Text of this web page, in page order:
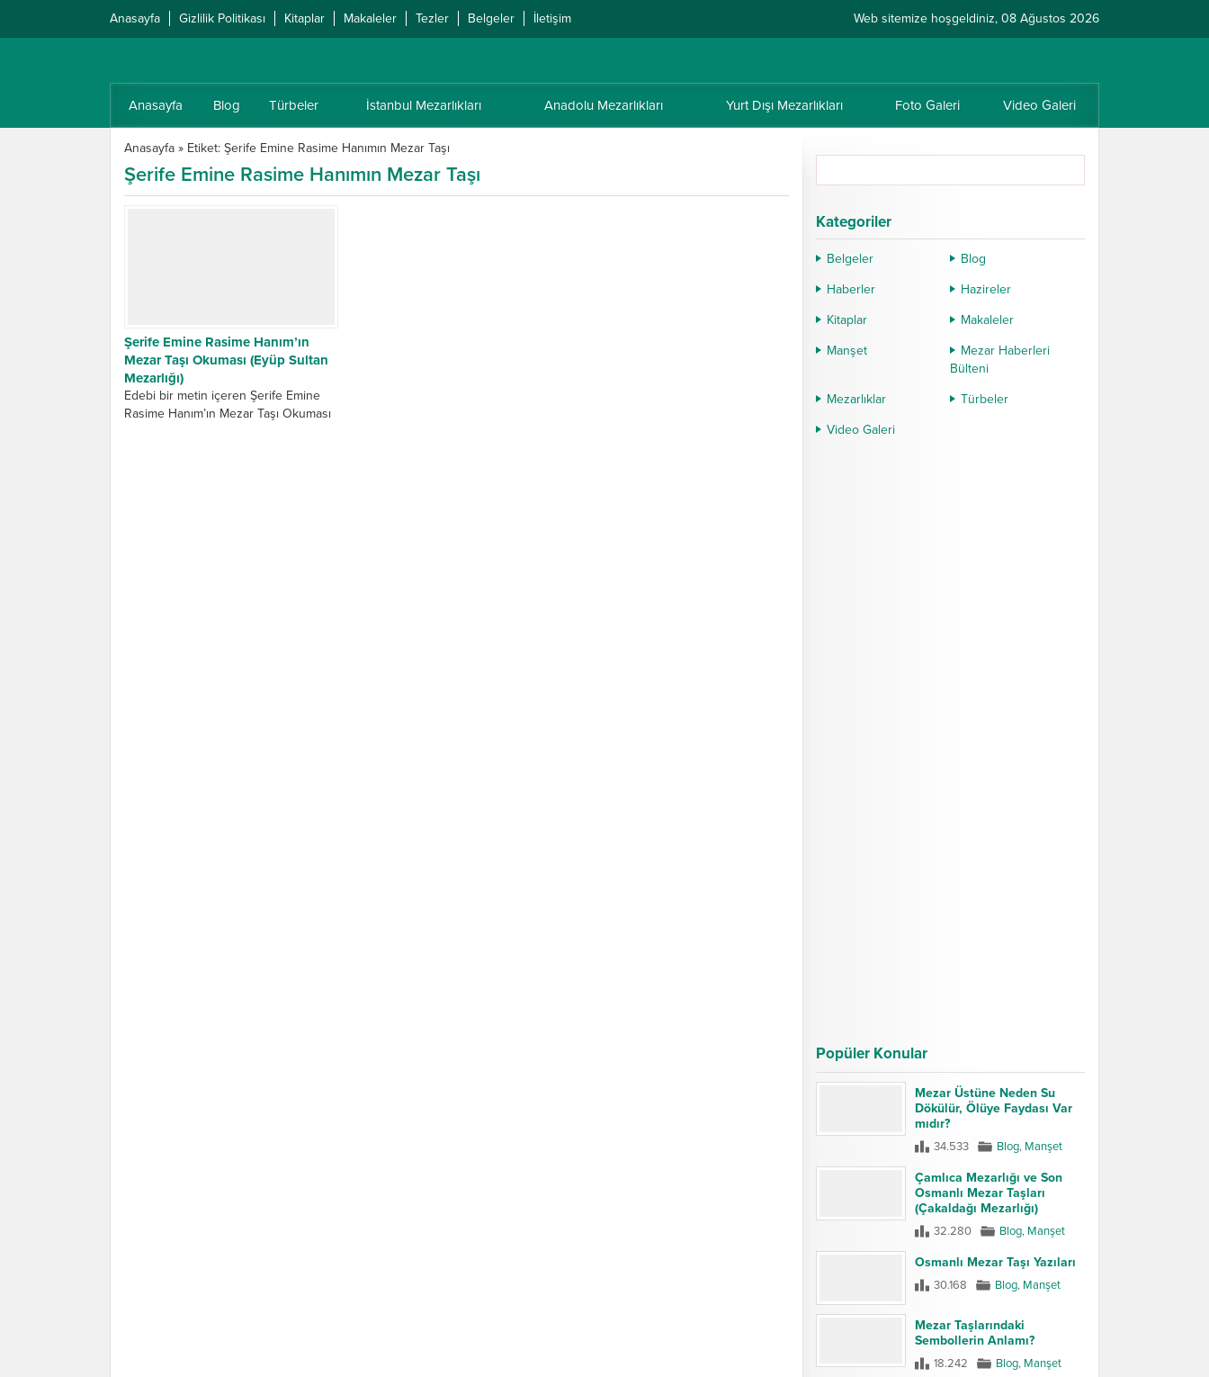
Anasayfa Gizlilik Politikası Kitaplar Makaleler Tezler Belgeler İletişim Web sitemize hoşgeldiniz, 08 Ağustos 2026
Anasayfa Blog Türbeler İstanbul Mezarlıkları Anadolu Mezarlıkları Yurt Dışı Mezarlıkları Foto Galeri Video Galeri
Anasayfa » Etiket: Şerife Emine Rasime Hanımın Mezar Taşı
Şerife Emine Rasime Hanımın Mezar Taşı
Şerife Emine Rasime Hanım’ın
Mezar Taşı Okuması (Eyüp Sultan
Mezarlığı)
Edebi bir metin içeren Şerife Emine
Rasime Hanım’ın Mezar Taşı Okuması
Kategoriler
Belgeler
Blog
Haberler
Hazireler
Kitaplar
Makaleler
Manşet
Mezar Haberleri
Bülteni
Mezarlıklar
Türbeler
Video Galeri
Popüler Konular
Mezar Üstüne Neden Su
Dökülür, Ölüye Faydası Var
mıdır?
34.533 Blog, Manşet
Çamlıca Mezarlığı ve Son
Osmanlı Mezar Taşları
(Çakaldağı Mezarlığı)
32.280 Blog, Manşet
Osmanlı Mezar Taşı Yazıları
30.168 Blog, Manşet
Mezar Taşlarındaki
Sembollerin Anlamı?
18.242 Blog, Manşet